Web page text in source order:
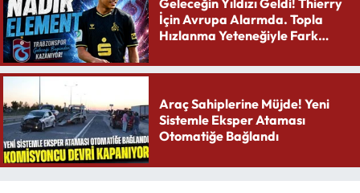
İçin Avrupa Alarmda. Topla
Hızlanma Yeteneğiyle Fark
Araç Sahiplerine Müjde! Yeni
Sistemle Eksper Ataması
Otomatiğe Bağlandı